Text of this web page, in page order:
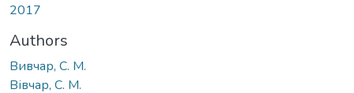
2017
Authors
Вивчар, С. М.
Вівчар, С. М.